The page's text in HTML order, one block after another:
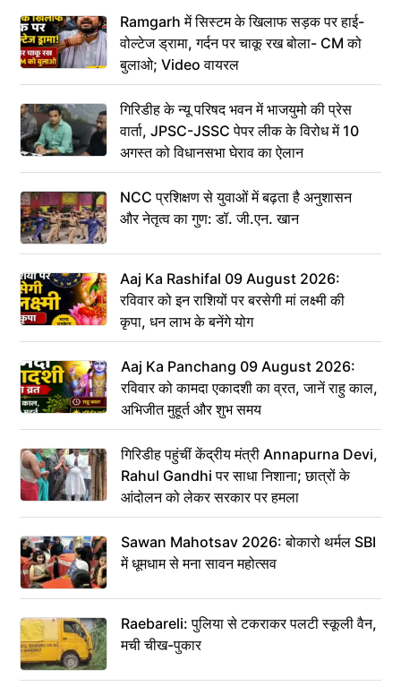
Ramgarh में सिस्टम के खिलाफ सड़क पर हाई-
वोल्टेज ड्रामा, गर्दन पर चाकू रख बोला- CM को
बुलाओ; Video वायरल
गिरिडीह के न्यू परिषद भवन में भाजयुमो की प्रेस
वार्ता, JPSC-JSSC पेपर लीक के विरोध में 10
अगस्त को विधानसभा घेराव का ऐलान
NCC प्रशिक्षण से युवाओं में बढ़ता है अनुशासन
और नेतृत्व का गुण: डॉ. जी.एन. खान
Aaj Ka Rashifal 09 August 2026:
रविवार को इन राशियों पर बरसेगी मां लक्ष्मी की
कृपा, धन लाभ के बनेंगे योग
Aaj Ka Panchang 09 August 2026:
रविवार को कामदा एकादशी का व्रत, जानें राहु काल,
अभिजीत मुहूर्त और शुभ समय
गिरिडीह पहुंचीं केंद्रीय मंत्री Annapurna Devi,
Rahul Gandhi पर साधा निशाना; छात्रों के
आंदोलन को लेकर सरकार पर हमला
Sawan Mahotsav 2026: बोकारो थर्मल SBI
में धूमधाम से मना सावन महोत्सव
Raebareli: पुलिया से टकराकर पलटी स्कूली वैन,
मची चीख-पुकार